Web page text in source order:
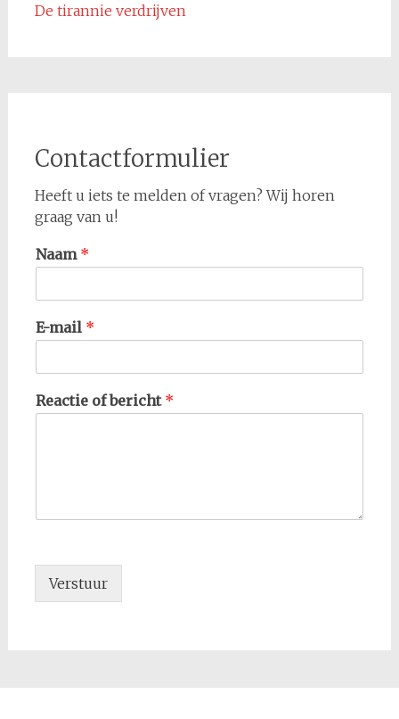
De tirannie verdrijven
Contactformulier
Heeft u iets te melden of vragen? Wij horen
graag van u!
Naam *
E-mail *
Reactie of bericht *
Verstuur